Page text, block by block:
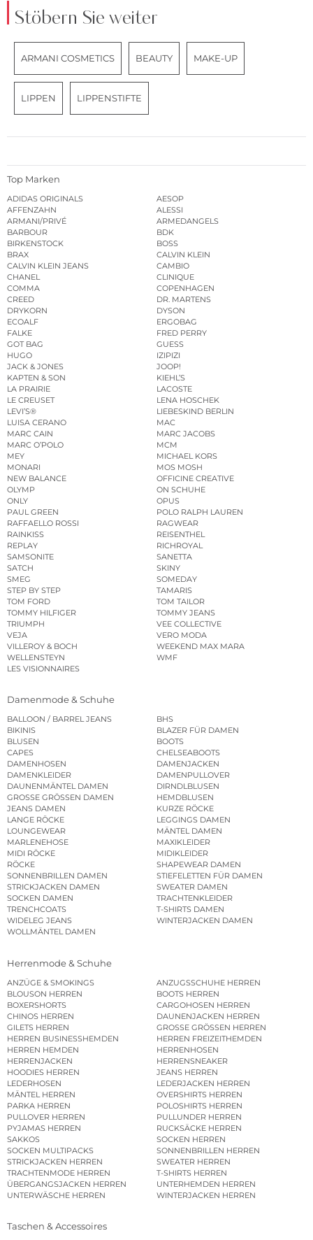
Stöbern Sie weiter
ARMANI COSMETICS BEAUTY MAKE-UP
LIPPEN LIPPENSTIFTE
Top Marken
ADIDAS ORIGINALS
AESOP
AFFENZAHN
ALESSI
ARMANI/PRIVÉ
ARMEDANGELS
BARBOUR
BDK
BIRKENSTOCK
BOSS
BRAX
CALVIN KLEIN
CALVIN KLEIN JEANS
CAMBIO
CHANEL
CLINIQUE
COMMA
COPENHAGEN
CREED
DR. MARTENS
DRYKORN
DYSON
ECOALF
ERGOBAG
FALKE
FRED PERRY
GOT BAG
GUESS
HUGO
IZIPIZI
JACK & JONES
JOOP!
KAPTEN & SON
KIEHL’S
LA PRAIRIE
LACOSTE
LE CREUSET
LENA HOSCHEK
LEVI’S®
LIEBESKIND BERLIN
LUISA CERANO
MAC
MARC CAIN
MARC JACOBS
MARC O’POLO
MCM
MEY
MICHAEL KORS
MONARI
MOS MOSH
NEW BALANCE
OFFICINE CREATIVE
OLYMP
ON SCHUHE
ONLY
OPUS
PAUL GREEN
POLO RALPH LAUREN
RAFFAELLO ROSSI
RAGWEAR
RAINKISS
REISENTHEL
REPLAY
RICHROYAL
SAMSONITE
SANETTA
SATCH
SKINY
SMEG
SOMEDAY
STEP BY STEP
TAMARIS
TOM FORD
TOM TAILOR
TOMMY HILFIGER
TOMMY JEANS
TRIUMPH
VEE COLLECTIVE
VEJA
VERO MODA
VILLEROY & BOCH
WEEKEND MAX MARA
WELLENSTEYN
WMF
LES VISIONNAIRES
Damenmode & Schuhe
BALLOON / BARREL JEANS
BHS
BIKINIS
BLAZER FÜR DAMEN
BLUSEN
BOOTS
CAPES
CHELSEABOOTS
DAMENHOSEN
DAMENJACKEN
DAMENKLEIDER
DAMENPULLOVER
DAUNENMÄNTEL DAMEN
DIRNDLBLUSEN
GROSSE GRÖSSEN DAMEN
HEMDBLUSEN
JEANS DAMEN
KURZE RÖCKE
LANGE RÖCKE
LEGGINGS DAMEN
LOUNGEWEAR
MÄNTEL DAMEN
MARLENEHOSE
MAXIKLEIDER
MIDI RÖCKE
MIDIKLEIDER
RÖCKE
SHAPEWEAR DAMEN
SONNENBRILLEN DAMEN
STIEFELETTEN FÜR DAMEN
STRICKJACKEN DAMEN
SWEATER DAMEN
SOCKEN DAMEN
TRACHTENKLEIDER
TRENCHCOATS
T-SHIRTS DAMEN
WIDELEG JEANS
WINTERJACKEN DAMEN
WOLLMÄNTEL DAMEN
Herrenmode & Schuhe
ANZÜGE & SMOKINGS
ANZUGSSCHUHE HERREN
BLOUSON HERREN
BOOTS HERREN
BOXERSHORTS
CARGOHOSEN HERREN
CHINOS HERREN
DAUNENJACKEN HERREN
GILETS HERREN
GROSSE GRÖSSEN HERREN
HERREN BUSINESSHEMDEN
HERREN FREIZEITHEMDEN
HERREN HEMDEN
HERRENHOSEN
HERRENJACKEN
HERRENSNEAKER
HOODIES HERREN
JEANS HERREN
LEDERHOSEN
LEDERJACKEN HERREN
MÄNTEL HERREN
OVERSHIRTS HERREN
PARKA HERREN
POLOSHIRTS HERREN
PULLOVER HERREN
PULLUNDER HERREN
PYJAMAS HERREN
RUCKSÄCKE HERREN
SAKKOS
SOCKEN HERREN
SOCKEN MULTIPACKS
SONNENBRILLEN HERREN
STRICKJACKEN HERREN
SWEATER HERREN
TRACHTENMODE HERREN
T-SHIRTS HERREN
ÜBERGANGSJACKEN HERREN
UNTERHEMDEN HERREN
UNTERWÄSCHE HERREN
WINTERJACKEN HERREN
Taschen & Accessoires